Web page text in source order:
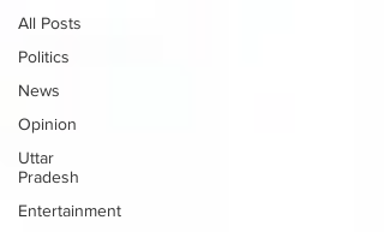
All Posts
Politics
News
Opinion
Uttar
Pradesh
Entertainment